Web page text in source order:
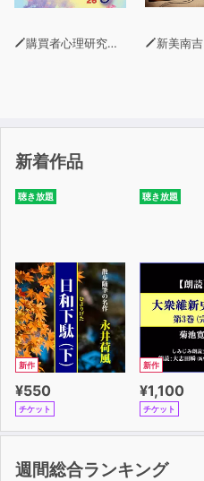
購買者心理研究所 株式会社モデンナ 顧問 青木幹和 新美南吉
新着作品
聴き放題
新作
¥550
チケット
聴き放題
新作
¥1,100
チケット
週間総合ランキング